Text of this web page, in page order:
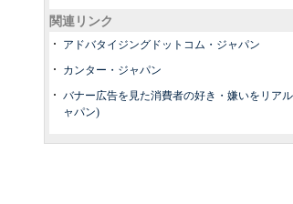
関連リンク
アドバタイジングドットコム・ジャパン
カンター・ジャパン
バナー広告を見た消費者の好き・嫌いをリア
ャパン)